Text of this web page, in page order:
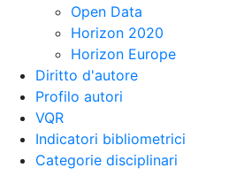
Open Data
Horizon 2020
Horizon Europe
Diritto d'autore
Profilo autori
VQR
Indicatori bibliometrici
Categorie disciplinari